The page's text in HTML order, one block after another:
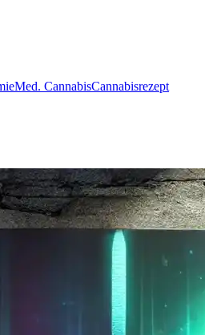
Med. CannabisCannabisrezept